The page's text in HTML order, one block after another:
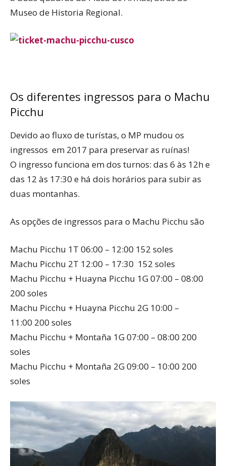
Museo de Historia Regional.
Os diferentes ingressos para o Machu
Picchu
Devido ao fluxo de turístas, o MP mudou os
ingressos em 2017 para preservar as ruínas!
O ingresso funciona em dos turnos: das 6 às 12h e
das 12 às 17:30 e há dois horários para subir as
duas montanhas.
As opções de ingressos para o Machu Picchu são
Machu Picchu 1T 06:00 – 12:00 152 soles
Machu Picchu 2T 12:00 – 17:30 152 soles
Machu Picchu + Huayna Picchu 1G 07:00 – 08:00
200 soles
Machu Picchu + Huayna Picchu 2G 10:00 –
11:00 200 soles
Machu Picchu + Montaña 1G 07:00 – 08:00 200
soles
Machu Picchu + Montaña 2G 09:00 – 10:00 200
soles